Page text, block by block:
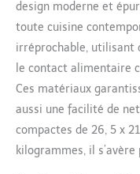
design moderne et
toute cuisine
irréprochable, utilisant
le contact alimentaire
Ces matériaux
aussi une facilité de
compactes de 26, 5 x
kilogrammes, il